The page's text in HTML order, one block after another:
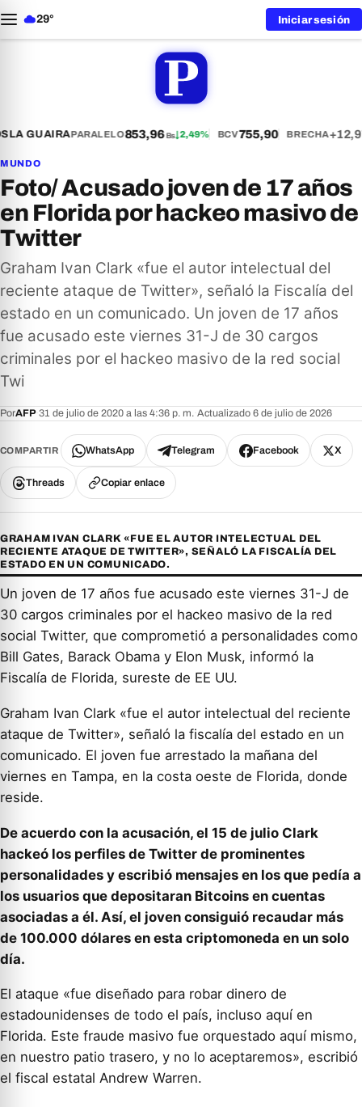
29° Iniciar sesión
LA GUAIRAPARALELO853,96Bs↓2,49% BCV755,90 BRECHA
MUNDO
Foto/ Acusado joven de 17 años
en Florida por hackeo masivo de
Twitter
Graham Ivan Clark «fue el autor intelectual del
reciente ataque de Twitter», señaló la Fiscalía del
estado en un comunicado. Un joven de 17 años
fue acusado este viernes 31-J de 30 cargos
criminales por el hackeo masivo de la red social
Twi
PorAFP· 31 de julio de 2020 a las 4:36 p. m. Actualizado 6 de julio de 2026
COMPARTIR WhatsApp Telegram Facebook X
Threads Copiar enlace
GRAHAM IVAN CLARK «FUE EL AUTOR INTELECTUAL DEL
RECIENTE ATAQUE DE TWITTER», SEÑALÓ LA FISCALÍA DEL
ESTADO EN UN COMUNICADO.
Un joven de 17 años fue acusado este viernes 31-J de
30 cargos criminales por el hackeo masivo de la red
social Twitter, que comprometió a personalidades como
Bill Gates, Barack Obama y Elon Musk, informó la
Fiscalía de Florida, sureste de EE UU.
Graham Ivan Clark «fue el autor intelectual del reciente
ataque de Twitter», señaló la fiscalía del estado en un
comunicado. El joven fue arrestado la mañana del
viernes en Tampa, en la costa oeste de Florida, donde
reside.
De acuerdo con la acusación, el 15 de julio Clark
hackeó los perfiles de Twitter de prominentes
personalidades y escribió mensajes en los que pedía a
los usuarios que depositaran Bitcoins en cuentas
asociadas a él. Así, el joven consiguió recaudar más
de 100.000 dólares en esta criptomoneda en un solo
día.
El ataque «fue diseñado para robar dinero de
estadounidenses de todo el país, incluso aquí en
Florida. Este fraude masivo fue orquestado aquí mismo,
en nuestro patio trasero, y no lo aceptaremos», escribió
el fiscal estatal Andrew Warren.